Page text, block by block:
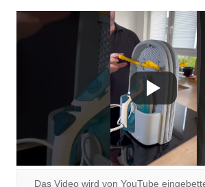
Das Video wird von YouTube